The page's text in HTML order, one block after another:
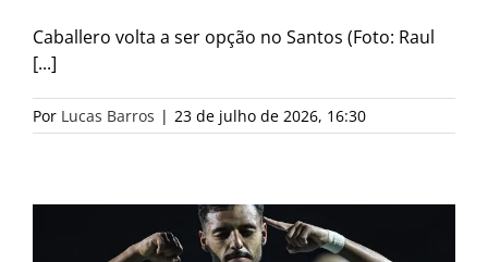
Caballero volta a ser opção no Santos (Foto: Raul
[...]
Por Lucas Barros | 23 de julho de 2026, 16:30